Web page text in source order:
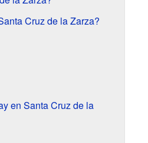
Cruz de la Zarza?
en Santa Cruz de la